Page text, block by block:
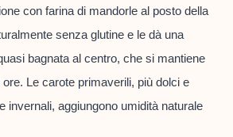
con farina di mandorle al posto della
senza glutine e le dà una
bagnata al centro, che si mantiene
Le carote primaverili, più dolci e
invernali, aggiungono umidità naturale